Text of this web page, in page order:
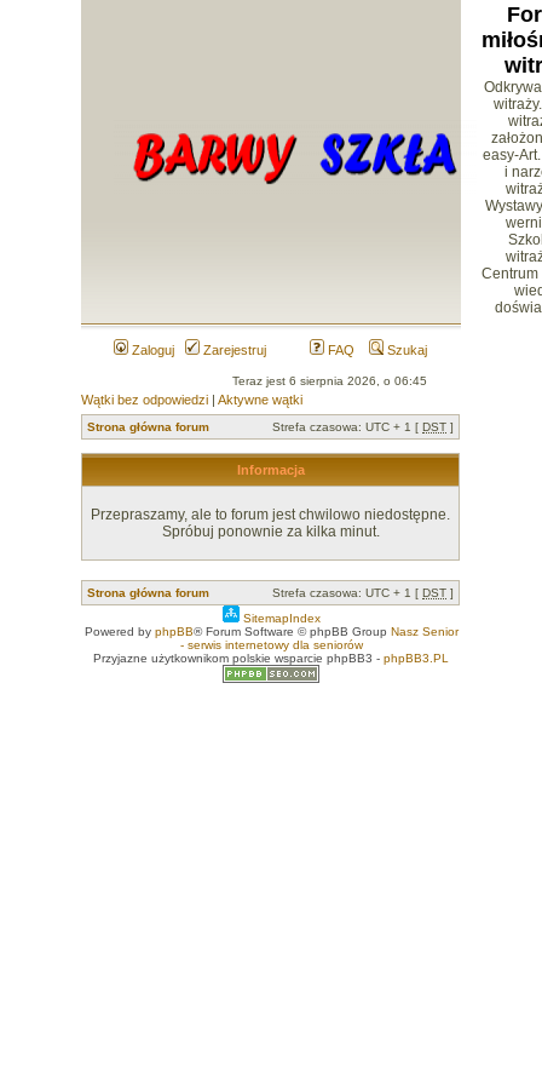
easy-
i
Zaloguj Zarejestruj FAQ Szukaj
Teraz jest 6 sierpnia 2026, o 06:45
Wątki bez odpowiedzi |Aktywne wątki
Strona główna forum Strefa czasowa: UTC + 1 [DST ]
Informacja
Przepraszamy, ale to forum jest chwilowo niedostępne.
Spróbuj ponownie za kilka minut.
Strona główna forum Strefa czasowa: UTC + 1 [DST ]
SitemapIndex
Powered by phpBB® Forum Software © phpBB Group Nasz Senior
- serwis internetowy dla seniorów
Przyjazne użytkownikom polskie wsparcie phpBB3 - phpBB3.PL